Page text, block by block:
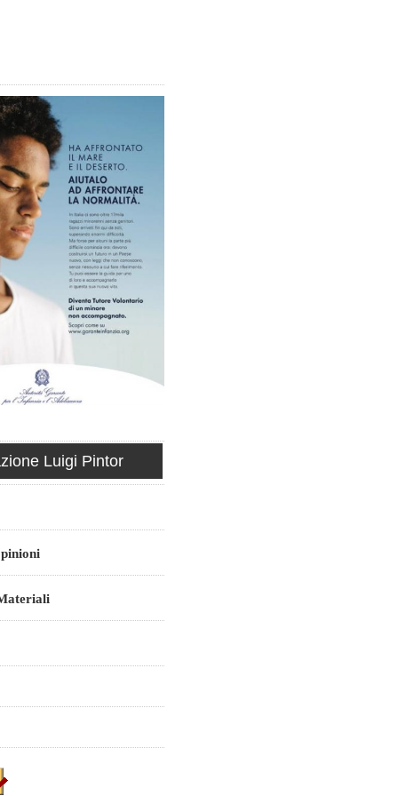
Luigi Pintor